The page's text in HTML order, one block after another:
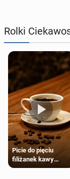
Rolki
Picie do pięciu
filiżanek kawy
dziennie jest